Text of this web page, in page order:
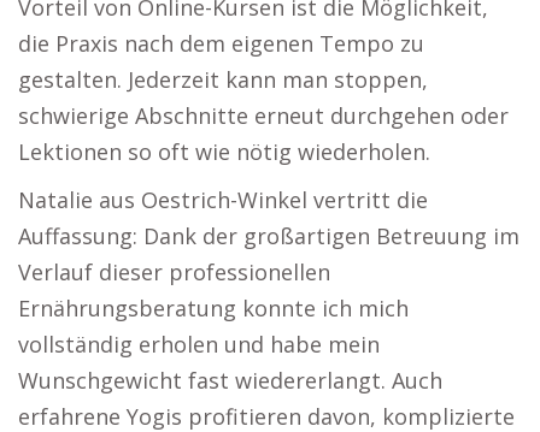
Vorteil von Online-Kursen ist die Möglichkeit,
die Praxis nach dem eigenen Tempo zu
gestalten. Jederzeit kann man stoppen,
schwierige Abschnitte erneut durchgehen oder
Lektionen so oft wie nötig wiederholen.
Natalie aus Oestrich-Winkel vertritt die
Auffassung: Dank der großartigen Betreuung im
Verlauf dieser professionellen
Ernährungsberatung konnte ich mich
vollständig erholen und habe mein
Wunschgewicht fast wiedererlangt. Auch
erfahrene Yogis profitieren davon, komplizierte